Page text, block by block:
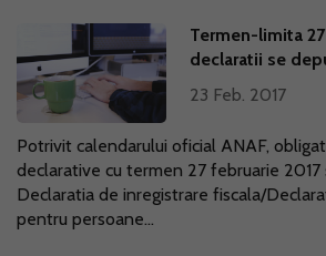
Termen-limita
declaratii se
23 Feb. 2017
Potrivit calendarului oficial ANAF,
declarative cu termen 27 februarie
Declaratia de inregistrare fiscala/
pentru persoane...